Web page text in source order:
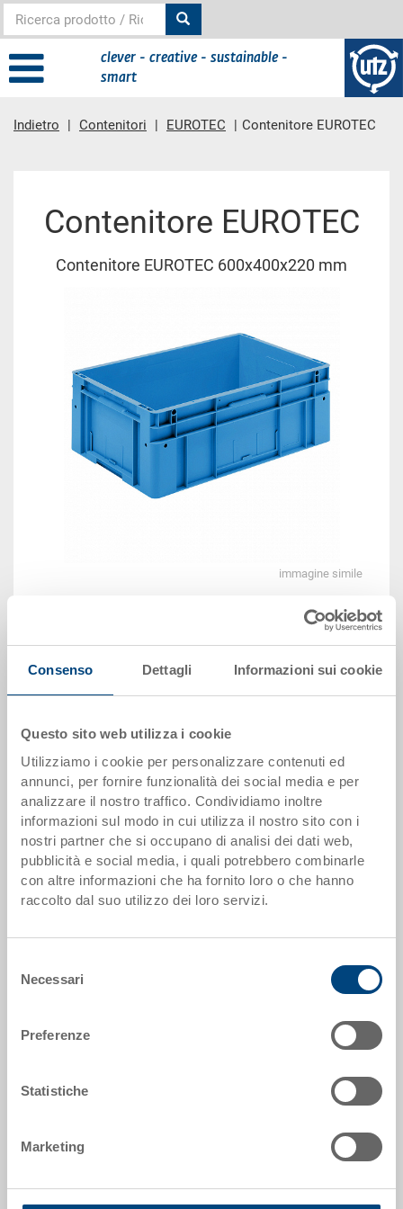
Consenso Dettagli Informazioni sui cookie
Questo sito web utilizza i cookie
Utilizziamo i cookie per personalizzare contenuti ed
annunci, per fornire funzionalità dei social media e per
analizzare il nostro traffico. Condividiamo inoltre
informazioni sul modo in cui utilizza il nostro sito con i
nostri partner che si occupano di analisi dei dati web,
pubblicità e social media, i quali potrebbero combinarle
con altre informazioni che ha fornito loro o che hanno
raccolto dal suo utilizzo dei loro servizi.
delNecessari
Preferenze
Statistiche
Marketing
clever - creative - sustainable -
smart
Indietro Contenitori EUROTEC Contenitore EUROTEC
Contenitore EUROTEC
Contenitore EUROTEC 600x400x220 mm
immagine simile
Disponbilità: su richiesta
Il prodotto non può essere ordinato online:
Dati articolo
Codice
5-6422N-83.5070.0101
Dimensioni esterne:
RAL 5012 |